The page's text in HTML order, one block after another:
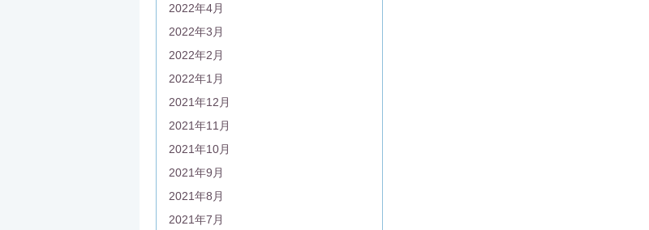
2022年4月
2022年3月
2022年2月
2022年1月
2021年12月
2021年11月
2021年10月
2021年9月
2021年8月
2021年7月